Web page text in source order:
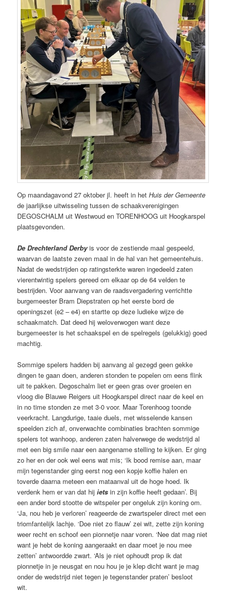
Op maandagavond 27 oktober jl. heeft in hetHuis der Gemeente
de jaarlijkse uitwisseling tussen de schaakverenigingen
DEGOSCHALM uit Westwoud en TORENHOOG uit Hoogkarspel
plaatsgevonden.
De Drechterland Derbyis voor de zestiende maal gespeeld,
waarvan de laatste zeven maal in de hal van het gemeentehuis.
Nadat de wedstrijden op ratingsterkte waren ingedeeld zaten
vierentwintig spelers gereed om elkaar op de 64 velden te
bestrijden. Voor aanvang van de raadsvergadering verrichtte
burgemeester Bram Diepstraten op het eerste bord de
openingszet (e2 – e4) en startte op deze ludieke wijze de
schaakmatch. Dat deed hij weloverwogen want deze
burgemeester is het schaakspel en de spelregels (gelukkig) goed
machtig.
Sommige spelers hadden bij aanvang al gezegd geen gekke
dingen te gaan doen, anderen stonden te popelen om eens flink
uit te pakken. Degoschalm liet er geen gras over groeien en
vloog die Blauwe Reigers uit Hoogkarspel direct naar de keel en
in no time stonden ze met 3-0 voor. Maar Torenhoog toonde
veerkracht. Langdurige, taaie duels, met wisselende kansen
speelden zich af, onverwachte combinaties brachten sommige
spelers tot wanhoop, anderen zaten halverwege de wedstrijd al
met een big smile naar een aangename stelling te kijken. Er ging
zo her en der ook wel eens wat mis; ‘Ik bood remise aan, maar
mijn tegenstander ging eerst nog een kopje koffie halen en
toverde daarna meteen een mataanval uit de hoge hoed. Ik
verdenk hem er van dat hijiets in zijn koffie heeft gedaan’. Bij
een ander bord stootte de witspeler per ongeluk zijn koning om.
‘Ja, nou heb je verloren’ reageerde de zwartspeler direct met een
triomfantelijk lachje. ‘Doe niet zo flauw’ zei wit, zette zijn koning
weer recht en schoof een pionnetje naar voren. ‘Nee dat mag niet
want je hebt de koning aangeraakt en daar moet je nou mee
zetten’ antwoordde zwart. ‘Als je niet ophoudt prop ik dat
pionnetje in je neusgat en nou hou je je klep dicht want je mag
onder de wedstrijd niet tegen je tegenstander praten’ besloot
wit.